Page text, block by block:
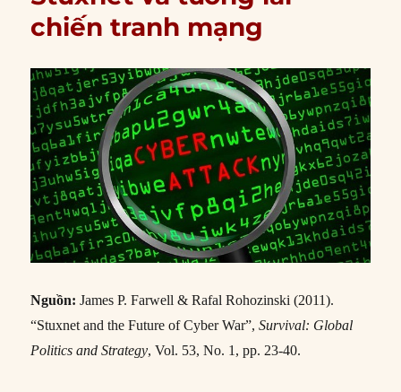
chiến tranh mạng
Nguồn: James P. Farwell & Rafal Rohozinski (2011).
“Stuxnet and the Future of Cyber War”,Survival: Global
Politics and Strategy, Vol. 53, No. 1, pp. 23-40.